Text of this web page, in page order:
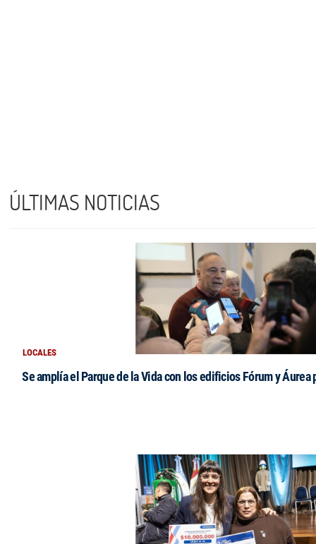
ÚLTIMAS NOTICIAS
LOCALES
Se amplía el Parque de la Vida con los edificios Fórum y